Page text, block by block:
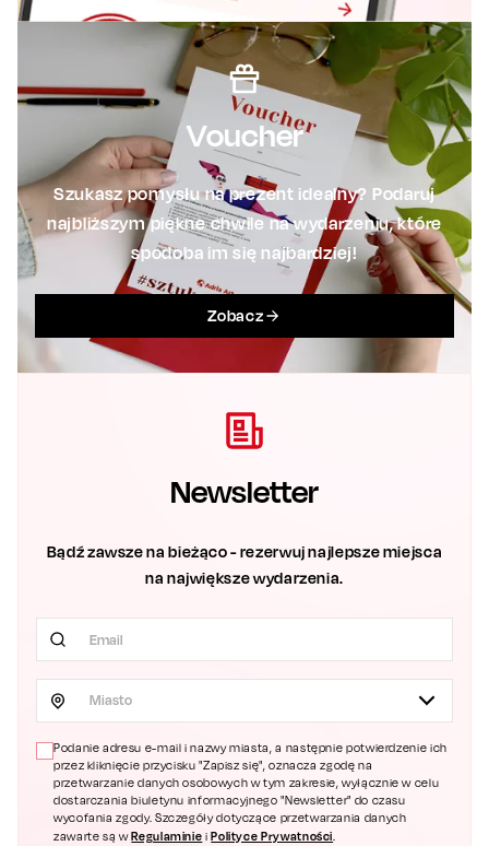
Voucher
Szukasz pomysłu na prezent idealny? Podaruj
najbliższym piękne chwile na wydarzeniu, które
spodoba im się najbardziej!
Zobacz
Newsletter
Bądź zawsze na bieżąco - rezerwuj najlepsze miejsca
na największe wydarzenia.
Miasto
Podanie adresu e-mail i nazwy miasta, a następnie potwierdzenie ich
przez kliknięcie przycisku "Zapisz się", oznacza zgodę na
przetwarzanie danych osobowych w tym zakresie, wyłącznie w celu
dostarczania biuletynu informacyjnego "Newsletter" do czasu
wycofania zgody. Szczegóły dotyczące przetwarzania danych
zawarte są wRegulaminie i Polityce Prywatności.